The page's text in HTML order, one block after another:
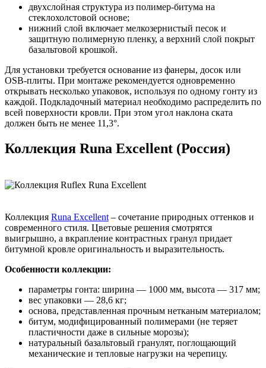
двухслойная структура из полимер-битума на
стеклохолстовой основе;
нижний слой включает мелкозернистый песок и
защитную полимерную пленку, а верхний слой покрыт
базальтовой крошкой.
Для установки требуется основание из фанеры, досок или
OSB-плиты. При монтаже рекомендуется одновременно
открывать несколько упаковок, используя по одному гонту из
каждой. Подкладочный материал необходимо распределить по
всей поверхности кровли. При этом угол наклона ската
должен быть не менее 11,3°.
Коллекция Runa Excellent (Россия)
Коллекция Runa Excellent– сочетание природных оттенков и
современного стиля. Цветовые решения смотрятся
выигрышно, а вкрапление контрастных гранул придает
битумной кровле оригинальность и выразительность.
Особенности коллекции:
параметры гонта: ширина — 1000 мм, высота — 317 мм;
вес упаковки — 28,6 кг;
основа, представленная прочным нетканым материалом;
битум, модифицированный полимерами (не теряет
пластичности даже в сильные морозы);
натуральный базальтовый гранулят, поглощающий
механические и тепловые нагрузки на черепицу.